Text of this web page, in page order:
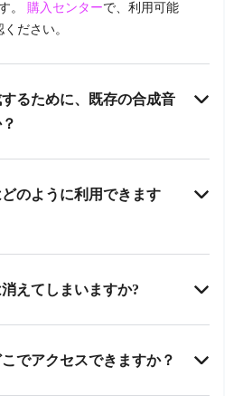
。 購入センターで、利用可能
ださい。
るために、既存の合成音
のように利用できます
えてしまいますか?
でアクセスできますか？